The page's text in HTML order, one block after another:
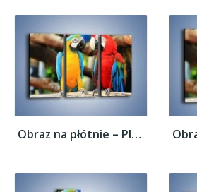
Obraz na płótnie – Ploty papuzie –...